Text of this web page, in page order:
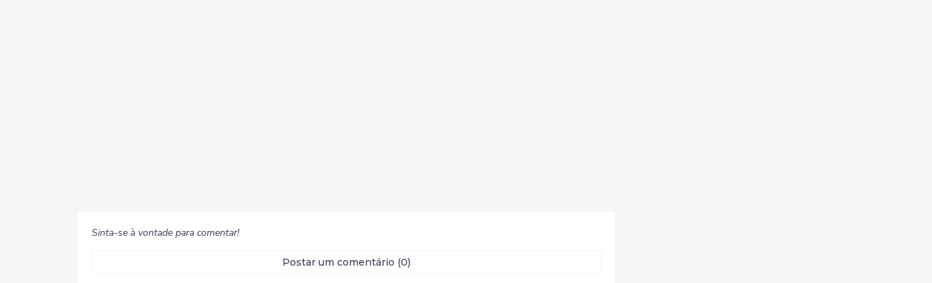
Sinta-se à vontade para comentar!
Postar um comentário (0)